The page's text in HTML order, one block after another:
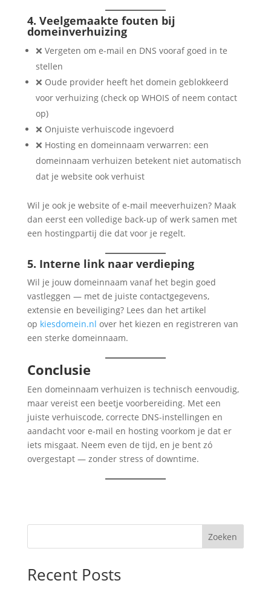
4. Veelgemaakte fouten bij
domeinverhuizing
❌ Vergeten om e-mail en DNS vooraf goed in te
stellen
❌ Oude provider heeft het domein geblokkeerd
voor verhuizing (check op WHOIS of neem contact
op)
❌ Onjuiste verhuiscode ingevoerd
❌ Hosting en domeinnaam verwarren: een
domeinnaam verhuizen betekent niet automatisch
dat je website ook verhuist
Wil je ook je website of e-mail meeverhuizen? Maak
dan eerst een volledige back-up of werk samen met
een hostingpartij die dat voor je regelt.
5. Interne link naar verdieping
Wil je jouw domeinnaam vanaf het begin goed
vastleggen — met de juiste contactgegevens,
extensie en beveiliging? Lees dan het artikel
op kiesdomein.nl over het kiezen en registreren van
een sterke domeinnaam.
Conclusie
Een domeinnaam verhuizen is technisch eenvoudig,
maar vereist een beetje voorbereiding. Met een
juiste verhuiscode, correcte DNS-instellingen en
aandacht voor e-mail en hosting voorkom je dat er
iets misgaat. Neem even de tijd, en je bent zó
overgestapt — zonder stress of downtime.
Zoeken
Recent Posts